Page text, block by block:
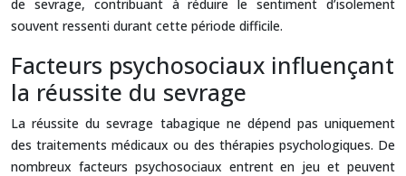
de sevrage, contribuant à réduire le sentiment d’isolement
souvent ressenti durant cette période difficile.
Facteurs psychosociaux influençant
la réussite du sevrage
La réussite du sevrage tabagique ne dépend pas uniquement
des traitements médicaux ou des thérapies psychologiques. De
nombreux facteurs psychosociaux entrent en jeu et peuvent